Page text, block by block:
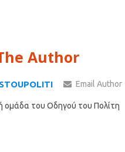
Author
Email Author
ομάδα του Οδηγού του Πολίτη